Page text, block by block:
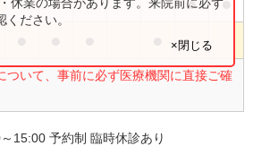
ついて、事前に必ず医療機関に直接ご確
ださい。
×閉じる
15:00 予約制 臨時休診あり